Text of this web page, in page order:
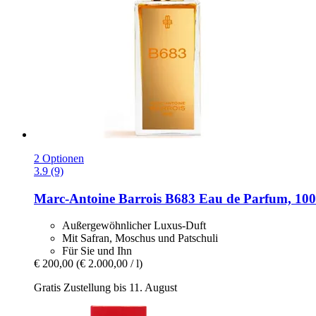
2 Optionen
3.9 (9)
Marc-Antoine Barrois B683 Eau de Parfum,
Außergewöhnlicher Luxus-Duft
Mit Safran, Moschus und Patschuli
Für Sie und Ihn
€ 200,00 (€ 2.000,00 / l)
Gratis Zustellung bis 11. August